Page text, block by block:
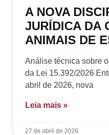
A NOVA
JURÍDICA DA
ANIMAIS DE
Análise técnica sobre
da Lei 15.392/2026
abril de 2026, nova
Leia mais »
27 de abril de 2026